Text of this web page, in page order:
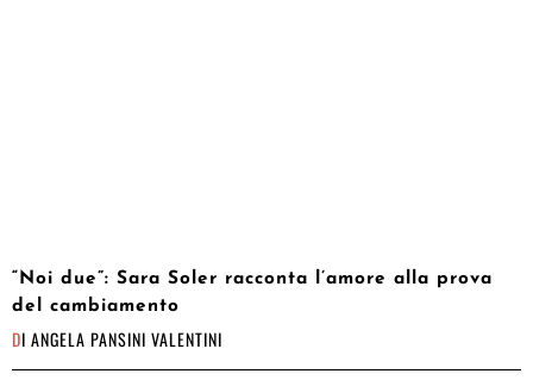
“Noi due”: Sara Soler racconta l’amore alla prova
del cambiamento
DI ANGELA PANSINI VALENTINI